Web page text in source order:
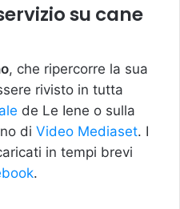
su cane
, che ripercorre la sua
rivisto in tutta
de Le Iene o sulla
di Video Mediaset. I
in tempi brevi
.